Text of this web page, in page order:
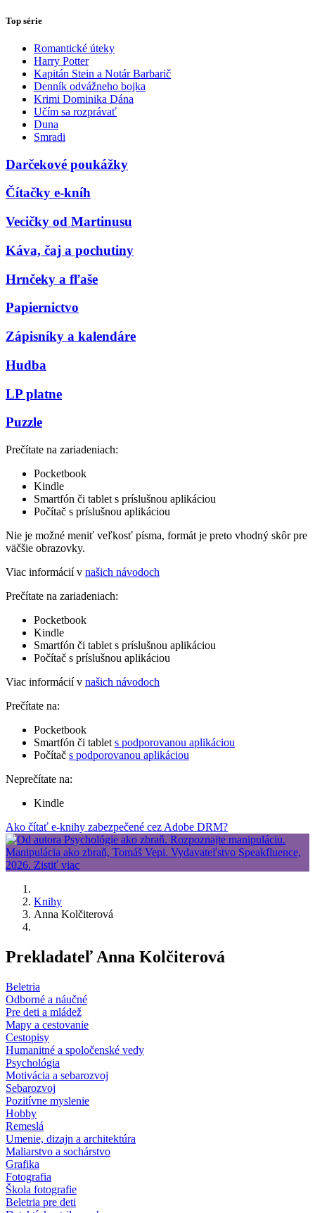
Top série
Romantické úteky
Harry Potter
Kapitán Stein a Notár Barbarič
Denník odvážneho bojka
Krimi Dominika Dána
Učím sa rozprávať
Duna
Smradi
Darčekové poukážky
Čítačky e-kníh
Vecičky od Martinusu
Káva, čaj a pochutiny
Hrnčeky a fľaše
Papiernictvo
Zápisníky a kalendáre
Hudba
LP platne
Puzzle
Prečítate na zariadeniach:
Pocketbook
Kindle
Smartfón či tablet s príslušnou aplikáciou
Počítač s príslušnou aplikáciou
Nie je možné meniť veľkosť písma, formát je preto vhodný skôr pre
väčšie obrazovky.
Viac informácií v našich návodoch
Prečítate na zariadeniach:
Pocketbook
Kindle
Smartfón či tablet s príslušnou aplikáciou
Počítač s príslušnou aplikáciou
Viac informácií v našich návodoch
Prečítate na:
Pocketbook
Smartfón či tablet s podporovanou aplikáciou
Počítač s podporovanou aplikáciou
Neprečítate na:
Kindle
Ako čítať e-knihy zabezpečené cez Adobe DRM?
Knihy
Anna Kolčiterová
Prekladateľ Anna Kolčiterová
Beletria
Odborné a náučné
Pre deti a mládež
Mapy a cestovanie
Cestopisy
Humanitné a spoločenské vedy
Psychológia
Motivácia a sebarozvoj
Sebarozvoj
Pozitívne myslenie
Hobby
Remeslá
Umenie, dizajn a architektúra
Maliarstvo a sochárstvo
Grafika
Fotografia
Škola fotografie
Beletria pre deti